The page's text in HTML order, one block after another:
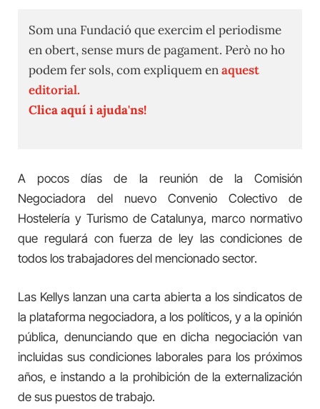
Som una Fundació que exercim el periodisme
en obert, sense murs de pagament. Però no ho
podem fer sols, com expliquem enaquest
editorial.
Clica aquí i ajuda'ns!
A pocos días de la reunión de la Comisión
Negociadora del nuevo Convenio Colectivo de
Hostelería y Turismo de Catalunya, marco normativo
que regulará con fuerza de ley las condiciones de
todos los trabajadores del mencionado sector.
Las Kellys lanzan una carta abierta a los sindicatos de
la plataforma negociadora, a los políticos, y a la opinión
pública, denunciando que en dicha negociación van
incluidas sus condiciones laborales para los próximos
años, e instando a la prohibición de la externalización
de sus puestos de trabajo.